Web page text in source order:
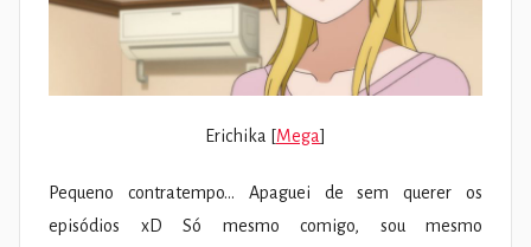
Erichika [Mega]
Pequeno contratempo… Apaguei de sem querer os
episódios xD Só mesmo comigo, sou mesmo